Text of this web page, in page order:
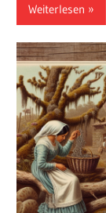
Weiterlesen